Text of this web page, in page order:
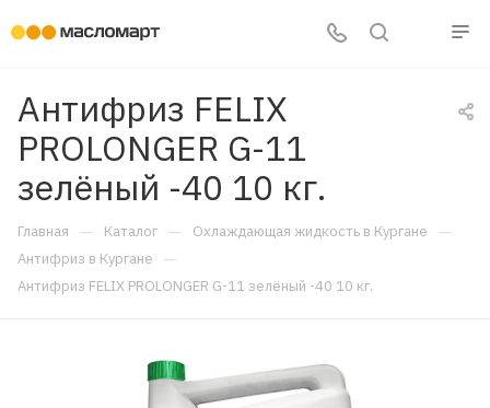
Антифриз FELIX
PROLONGER G-11
зелёный -40 10 кг.
Главная — Каталог — Охлаждающая жидкость в Кургане —
Антифриз в Кургане —
Антифриз FELIX PROLONGER G-11 зелёный -40 10 кг.